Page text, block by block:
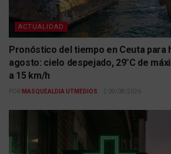
ACTUALIDAD
Pronóstico del tiempo en Ceuta para
agosto: cielo despejado, 29°C de
a 15 km/h
POR MASQUEALDIA UTMEDIOS 09/08/2026